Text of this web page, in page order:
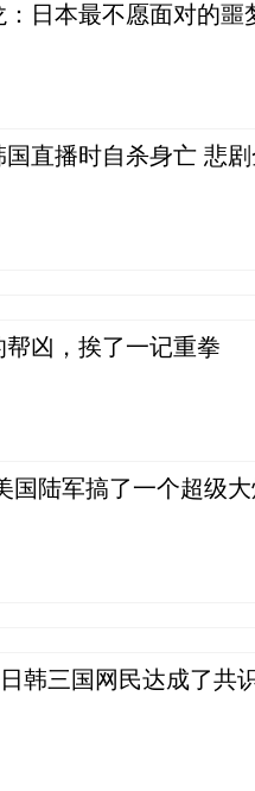
日本最不愿面对的噩
国直播时自杀身亡 悲
凶，挨了一记重拳
国陆军搞了一个超级
韩三国网民达成了共